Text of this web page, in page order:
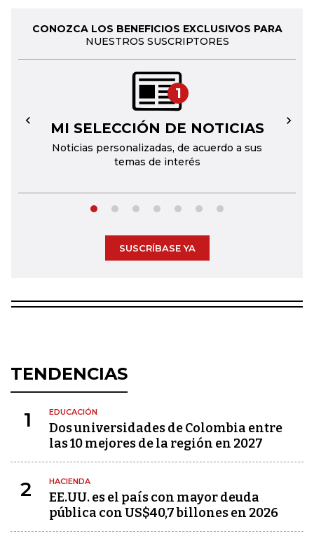
CONOZCA LOS BENEFICIOS EXCLUSIVOS PARA
NUESTROS SUSCRIPTORES
1
MI SELECCIÓN DE NOTICIAS
Noticias personalizadas, de acuerdo a sus
temas de interés
← →
SUSCRÍBASE YA
TENDENCIAS
1 EDUCACIÓN
Dos universidades de Colombia entre
las 10 mejores de la región en 2027
2 HACIENDA
EE.UU. es el país con mayor deuda
pública con US$40,7 billones en 2026